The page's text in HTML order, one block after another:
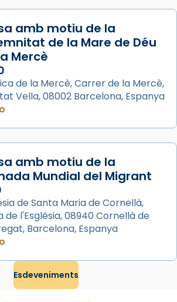
Share
de Barcelona
santes Juliana i
verges i màrtirs.
Mitjana sorgeix la tradició
Juliana (“relatiu a Júlia”) i
a Semprònia =
seves. I l’any 1667, el
Roig, afirma en una obra
filles de l’antiga Iluro.
el 1772. L’ofici que es canta
les Santes” (“Missa de
amb motiu de la
de la Mare de Déu
Mercè
de la Mercè, Carrer de la Mercè,
Vella, 08002 Barcelona, Espanya
amb motiu de la
Mundial del Migrant
de Santa Maria de Cornellà,
de l'Església, 08940 Cornellà de
Barcelona, Espanya
Esdeveniments